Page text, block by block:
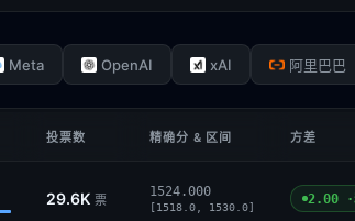
Meta OpenAI xAI 阿里巴巴
投票数 精确分 & 区间 方差
29.6K 票
1524.000
[1518.0, 1530.0]
2.00 ·